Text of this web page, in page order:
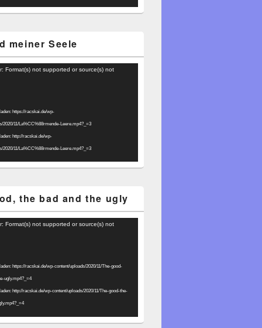
meiner Seele
Format(s) not supported or source(s) not
https://racskai.de/wp-
2020/11/La%CC%88rmende-Leere.mp4?_=3
http://racskai.de/wp-
2020/11/La%CC%88rmende-Leere.mp4?_=3
the bad and the ugly
Format(s) not supported or source(s) not
https://racskai.de/wp-content/uploads/2020/11/The-good-
ugly.mp4?_=4
http://racskai.de/wp-content/uploads/2020/11/The-good-the-